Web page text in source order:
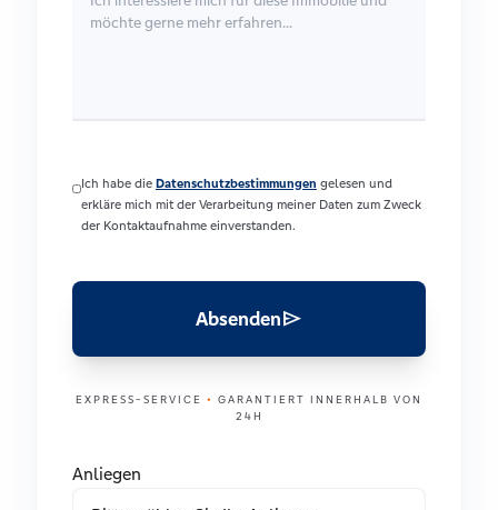
Ich habe die Datenschutzbestimmungen gelesen und
erkläre mich mit der Verarbeitung meiner Daten zum Zweck
der Kontaktaufnahme einverstanden.
Absendensend
EXPRESS-SERVICE • GARANTIERT INNERHALB VON
24H
Anliegen